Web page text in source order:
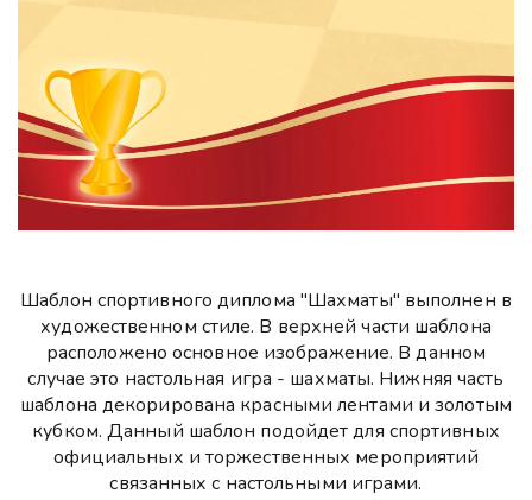
Шаблон спортивного диплома "Шахматы" выполнен в
художественном стиле. В верхней части шаблона
расположено основное изображение. В данном
случае это настольная игра - шахматы. Нижняя часть
шаблона декорирована красными лентами и золотым
кубком. Данный шаблон подойдет для спортивных
официальных и торжественных мероприятий
связанных с настольными играми.